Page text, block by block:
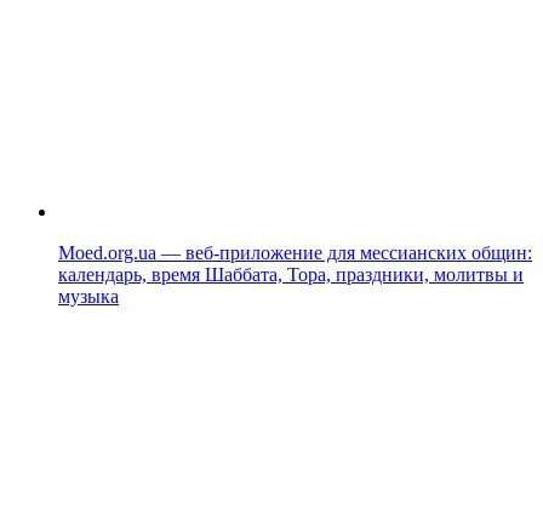
Moed.org.ua — веб-приложение для мессианских общин:
календарь, время Шаббата, Тора, праздники, молитвы и
музыка